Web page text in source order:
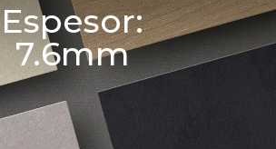
Espesor:
7.6mm